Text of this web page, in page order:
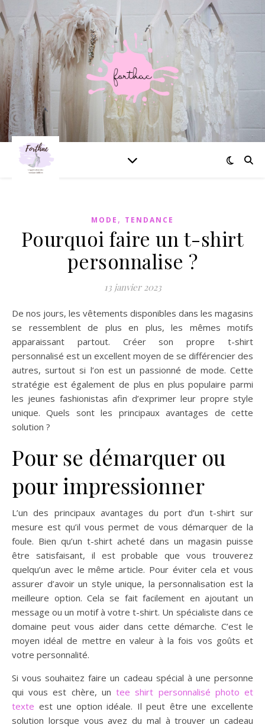
MODE , TENDANCE
Pourquoi faire un t-shirt
personnalise ?
13 janvier 2023
De nos jours, les vêtements disponibles dans les magasins
se ressemblent de plus en plus, les mêmes motifs
apparaissant partout. Créer son propre t-shirt
personnalisé est un excellent moyen de se différencier des
autres, surtout si l’on est un passionné de mode. Cette
stratégie est également de plus en plus populaire parmi
les jeunes fashionistas afin d’exprimer leur propre style
unique. Quels sont les principaux avantages de cette
solution ?
Pour se démarquer ou
pour impressionner
L’un des principaux avantages du port d’un t-shirt sur
mesure est qu’il vous permet de vous démarquer de la
foule. Bien qu’un t-shirt acheté dans un magasin puisse
être satisfaisant, il est probable que vous trouverez
quelqu’un avec le même article. Pour éviter cela et vous
assurer d’avoir un style unique, la personnalisation est la
meilleure option. Cela se fait facilement en ajoutant un
message ou un motif à votre t-shirt. Un spécialiste dans ce
domaine peut vous aider dans cette démarche. C’est le
moyen idéal de mettre en valeur à la fois vos goûts et
votre personnalité.
Si vous souhaitez faire un cadeau spécial à une personne
qui vous est chère, untee shirt personnalisé photo et
texte est une option idéale. Il peut être une excellente
solution lorsque vous avez du mal à trouver un cadeau